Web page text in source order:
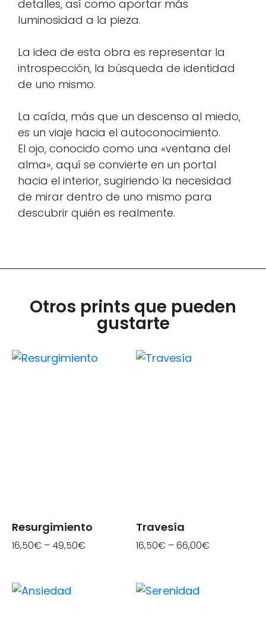
detalles, así como aportar más
luminosidad a la pieza.
La idea de esta obra es representar la
introspección, la búsqueda de identidad
de uno mismo.
La caída, más que un descenso al miedo,
es un viaje hacia el autoconocimiento.
El ojo, conocido como una «ventana del
alma», aquí se convierte en un portal
hacia el interior, sugiriendo la necesidad
de mirar dentro de uno mismo para
descubrir quién es realmente.
Otros prints que pueden
gustarte
Resurgimiento
16,50€ –49,50€
Travesía
16,50€ –66,00€